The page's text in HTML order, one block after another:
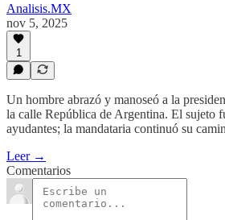
Analisis.MX
nov 5, 2025
1
Un hombre abrazó y manoseó a la
la calle República de Argentina. El sujeto
ayudantes; la mandataria continuó su
Leer →
Comentarios